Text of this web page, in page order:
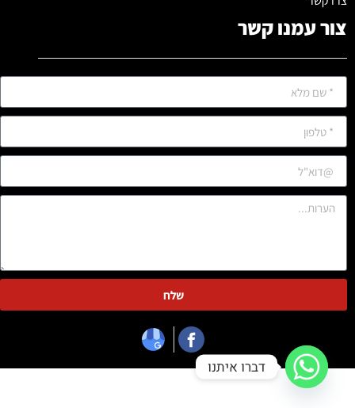
צור עמנו קשר
שלח
דברו איתנו